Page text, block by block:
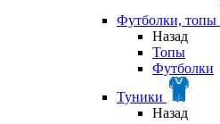
Футболки, топы
Назад
Топы
Футболки
Туники
Назад